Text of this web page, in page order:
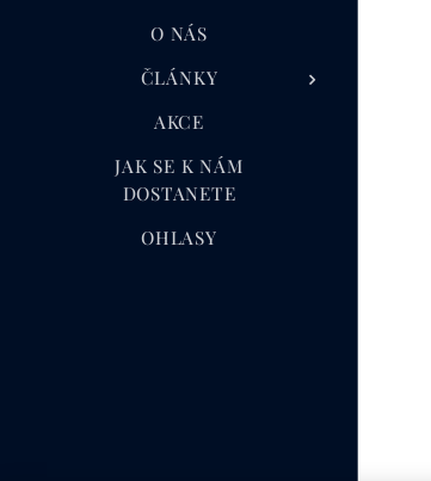
O NÁS
ČLÁNKY
AKCE
JAK SE K NÁM
DOSTANETE
OHLASY